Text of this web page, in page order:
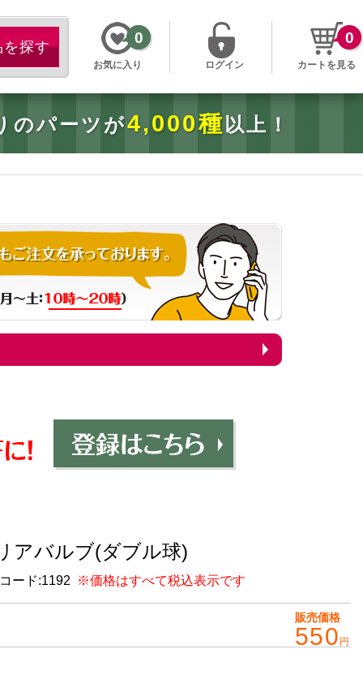
お気に入り
0
ログイン カートを見る
0
のパーツが4,000種 以上！
アバルブ(ダブル球)
ード:1192 ※価格はすべて税込表示です
販売価格
550 円